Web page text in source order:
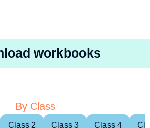
workbooks
By Class
Class 2 Class 3 Class 4